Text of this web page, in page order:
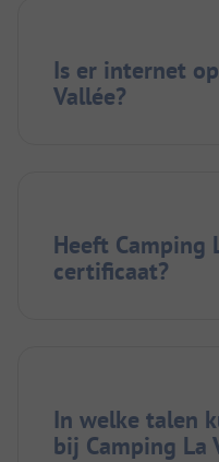
Is er internet
Vallée?
Heeft Camping
certificaat?
In welke talen
bij Camping La